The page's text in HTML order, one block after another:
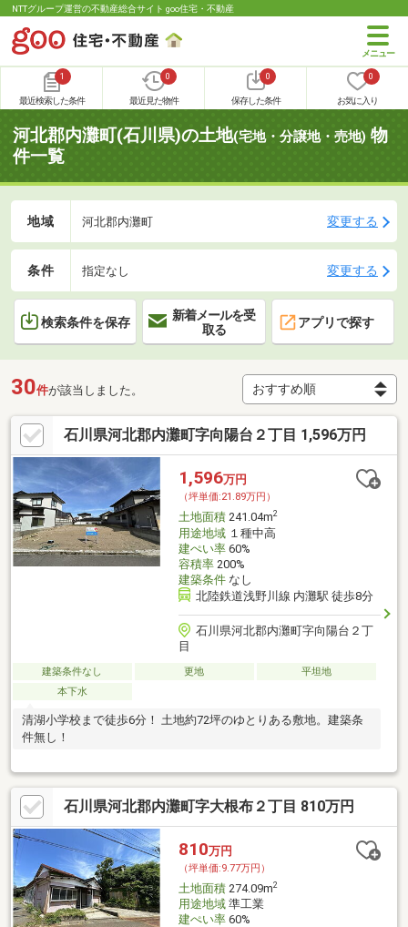
NTTグループ運営の不動産総合サイト goo住宅・不動産
1
最近検索した条件
0
最近見た物件
0
保存した条件
0
お気に入り
河北郡内灘町(石川県)の土地(宅地・分譲地・売地) 物
件一覧
地域 河北郡内灘町 変更する
条件 指定なし 変更する
検索条件を保存
新着メールを受
取る
アプリで探す
30件が該当しました。
石川県河北郡内灘町字向陽台２丁目 1,596万円
1,596万円
（坪単価:21.89万円）
土地面積241.04m2
用途地域１種中高
建ぺい率60%
容積率200%
建築条件なし
北陸鉄道浅野川線 内灘駅 徒歩8分
石川県河北郡内灘町字向陽台２丁
目
建築条件なし 更地
平坦地
本下水
清湖小学校まで徒歩6分！ 土地約72坪のゆとりある敷地。建築条
件無し！
石川県河北郡内灘町字大根布２丁目 810万円
810万円
（坪単価:9.77万円）
土地面積274.09m2
用途地域準工業
建ぺい率60%